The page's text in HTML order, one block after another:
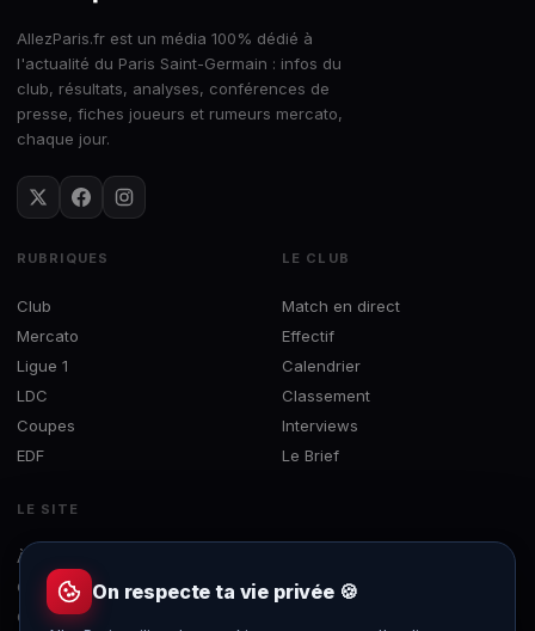
AllezParis.fr est un média 100% dédié à
l'actualité du Paris Saint-Germain : infos du
club, résultats, analyses, conférences de
presse, fiches joueurs et rumeurs mercato,
chaque jour.
RUBRIQUES
Club
Mercato
Ligue 1
LDC
Coupes
EDF
LE CLUB
Match en direct
Effectif
Calendrier
Classement
Interviews
Le Brief
LE SITE
À propos
Concours
Contact
On respecte ta vie privée 🍪